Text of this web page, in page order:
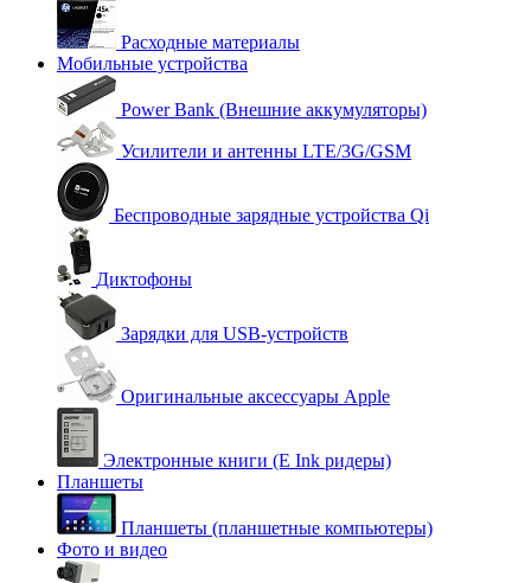
Расходные материалы
Мобильные устройства
Power Bank (Внешние аккумуляторы)
Усилители и антенны LTE/3G/GSM
Беспроводные зарядные устройства Qi
Диктофоны
Зарядки для USB-устройств
Оригинальные аксессуары Apple
Электронные книги (E Ink ридеры)
Планшеты
Планшеты (планшетные компьютеры)
Фото и видео